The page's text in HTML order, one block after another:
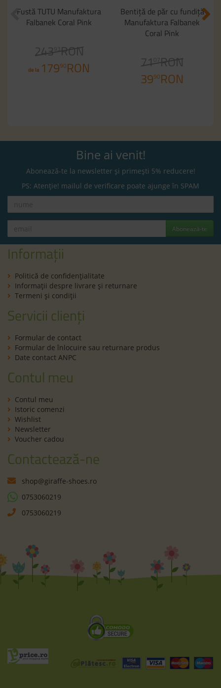
Fustă TUTU Manufaktura
Falbanek Coral Pink
243 93RON
de la 17990RON
Bentiţă de păr cu fundiţă
Manufaktura Falbanek
Coral Pink
71 RON
3990RON
Bine ai venit!
Abonează-te la newsletter și primești 5% reducere!
PS: Atenție! mailul de verificare poate ajunge în SPAM
Abonează-te
Informații
Politică de confidenţialitate
Informaţii despre livrare și returnare
Termeni şi condiţii
Servicii clienți
Formular de contact
Formular de înlocuire sau returnare produs
Date contact ANPC
Contul meu
Contul meu
Istoric comenzi
Wishlist
Newsletter
Voucher cadou
Contactează-ne
shop@giraffe-shoes.ro
0753060219
0753060219